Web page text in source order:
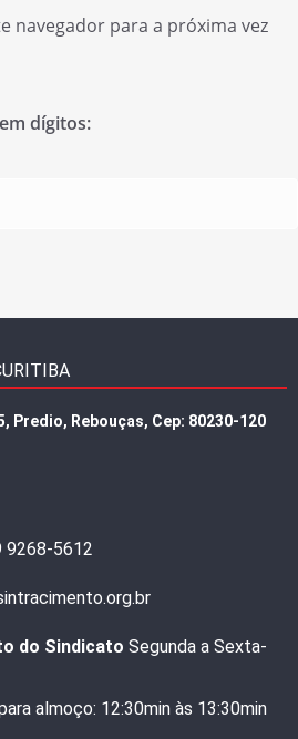
navegador para a próxima vez
dígitos:
Predio, Rebouças, Cep: 80230-120
9268-5612
do Sindicato Segunda a Sexta-
almoço: 12:30min às 13:30min